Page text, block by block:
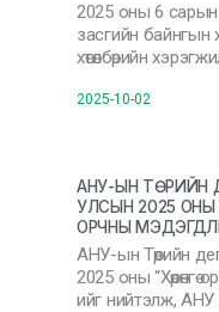
2025 оны 6
засгийн байнгын
хөтөлбөрийн
2025-10-02
АНУ-ЫН ТӨРИЙН
УЛСЫН 2025
ОРЧНЫ
АНУ-ын Төрийн
2025 оны
ийг нийтэлж, АНУ